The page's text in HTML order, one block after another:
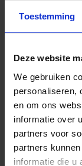
Toestemming
Deze website
We gebruiken
personaliseren,
en om ons
informatie over
partners voor
partners
informatie die u